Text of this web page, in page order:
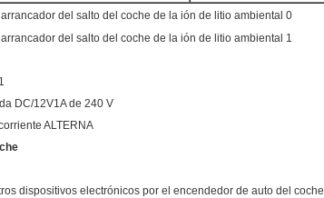
1
DC/12V1A de 240 V
ALTERNA
dispositivos electrónicos por el encendedor de auto del coche